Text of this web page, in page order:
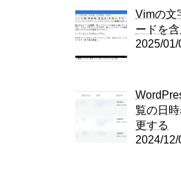
Vimの文
ードを
2025/01/
覧の日
更する
2024/12/